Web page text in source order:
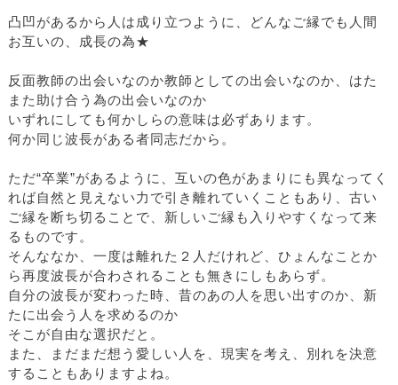
凸凹があるから人は成り立つように、どんなご縁でも人間
お互いの、成長の為★
反面教師の出会いなのか教師としての出会いなのか、はた
また助け合う為の出会いなのか
いずれにしても何かしらの意味は必ずあります。
何か同じ波長がある者同志だから。
ただ“卒業”があるように、互いの色があまりにも異なってく
れば自然と見えない力で引き離れていくこともあり、古い
ご縁を断ち切ることで、新しいご縁も入りやすくなって来
るものです。
そんななか、一度は離れた２人だけれど、ひょんなことか
ら再度波長が合わされることも無きにしもあらず。
自分の波長が変わった時、昔のあの人を思い出すのか、新
たに出会う人を求めるのか
そこが自由な選択だと。
また、まだまだ想う愛しい人を、現実を考え、別れを決意
することもありますよね。